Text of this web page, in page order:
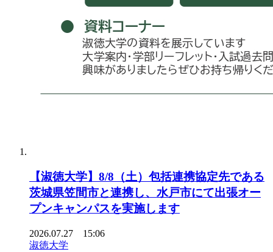
【淑徳大学】8/8（土）包括連携協定先である
茨城県笠間市と連携し、水戸市にて出張オー
プンキャンパスを実施します
2026.07.27 15:06
淑徳大学